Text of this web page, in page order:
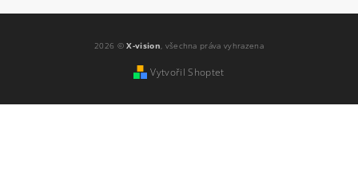
2026 ©X-vision, všechna práva vyhrazena
Vytvořil Shoptet